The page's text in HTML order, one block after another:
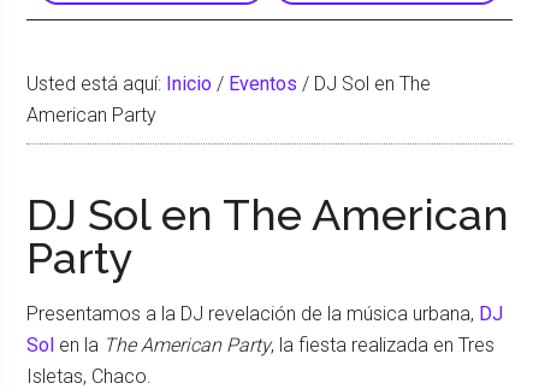
Usted está aquí: Inicio / Eventos / DJ Sol en The
American Party
DJ Sol en The American
Party
Presentamos a la DJ revelación de la música urbana, DJ
Sol en la The American Party, la fiesta realizada en Tres
Isletas, Chaco.